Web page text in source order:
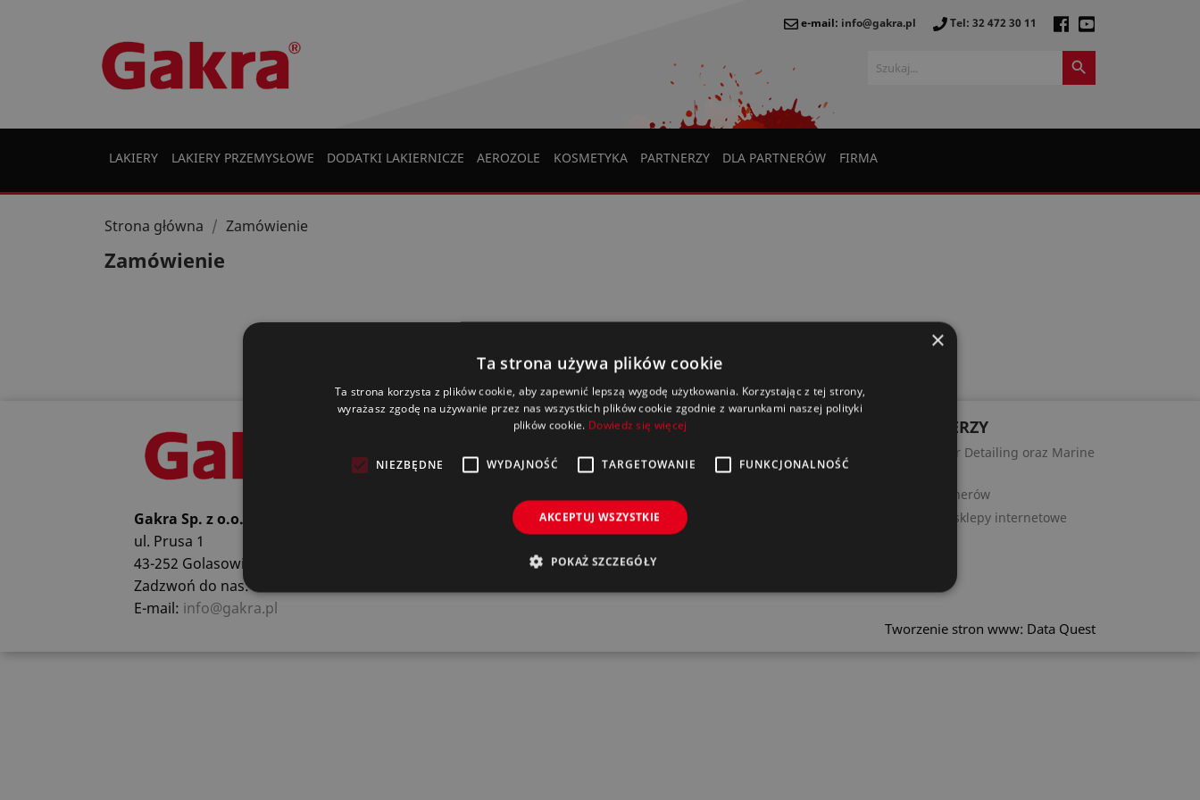
e-mail: info@gakra.pl Tel: 32 472 30 11

LAKIERY LAKIERY PRZEMYSŁOWE DODATKI LAKIERNICZE AEROZOLE KOSMETYKA PARTNERZY DLA PARTNERÓW FIRMA
Strona główna Zamówienie
Zamówienie
Gakra Sp. z o.o.
ul. Prusa 1
43-252 Golasowice
Zadzwoń do nas: 32 472 30 11
E-mail: info@gakra.pl
PRODUKTY
Lakiery samochodowe
Lakiery DeBeer / Valspar
Dodatki lakiernicze
INFORMACJE
Kontakt
Polityka prywatności
RODO
PARTNERZY
Punkty Car Detailing oraz Marine
Lista partnerów
Polecane sklepy internetowe
Tworzenie stron www: Data Quest
×
Ta strona używa plików cookie
Ta strona korzysta z plików cookie, aby zapewnić lepszą wygodę użytkowania. Korzystając z tej strony,
wyrażasz zgodę na używanie przez nas wszystkich plików cookie zgodnie z warunkami naszej polityki
plików cookie. Dowiedz się więcej
NIEZBĘDNE WYDAJNOŚĆ TARGETOWANIE FUNKCJONALNOŚĆ
AKCEPTUJ WSZYSTKIE
POKAŻ SZCZEGÓŁY